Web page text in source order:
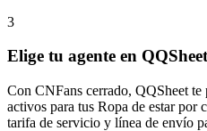
3
Elige tu agente en QQSheet
Con CNFans cerrado, QQSheet te
activos para tus Ropa de estar
tarifa de servicio y línea de envío